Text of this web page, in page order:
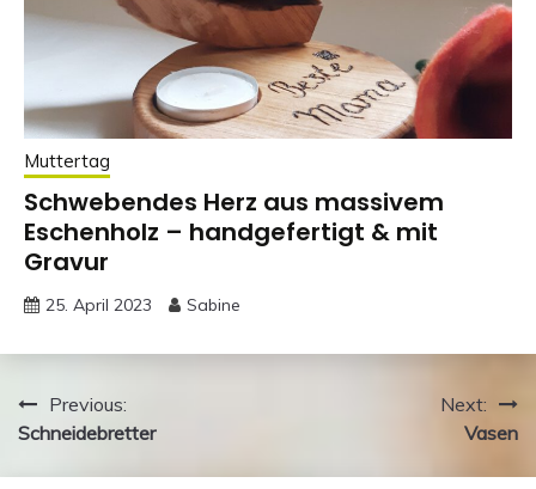
Muttertag
Schwebendes Herz aus massivem
Eschenholz – handgefertigt & mit
Gravur
25. April 2023 Sabine
Beitragsnavigation
Previous:
Schneidebretter
Next:
Vasen